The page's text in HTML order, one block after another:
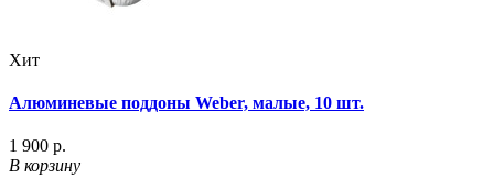
Хит
Алюминевые поддоны Weber, малые, 10 шт.
1 900 р.
В корзину